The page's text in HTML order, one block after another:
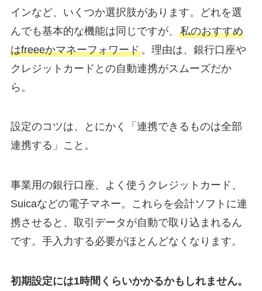
インなど、いくつか選択肢があります。どれを選
んでも基本的な機能は同じですが、 私のおすすめ
はfreeeかマネーフォワード。理由は、銀行口座や
クレジットカードとの自動連携がスムーズだか
ら。
設定のコツは、とにかく「連携できるものは全部
連携する」こと。
事業用の銀行口座、よく使うクレジットカード、
Suicaなどの電子マネー。これらを会計ソフトに連
携させると、取引データが自動で取り込まれるん
です。手入力する必要がほとんどなくなります。
初期設定には1時間くらいかかるかもしれません。